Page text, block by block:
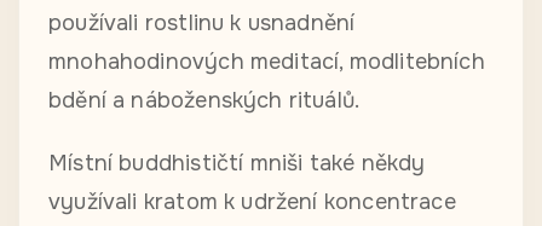
používali rostlinu k usnadnění
mnohahodinových meditací, modlitebních
bdění a náboženských rituálů.
Místní buddhističtí mniši také někdy
využívali kratom k udržení koncentrace